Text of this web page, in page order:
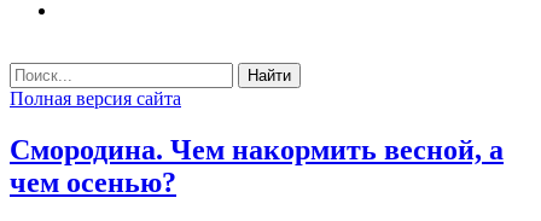
Найти
Полная версия сайта
Смородина. Чем накормить весной, а
чем осенью?